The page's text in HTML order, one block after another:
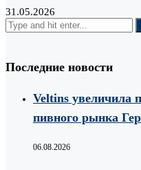
31.05.2026
Последние новости
Veltins увеличила
пивного рынка
06.08.2026